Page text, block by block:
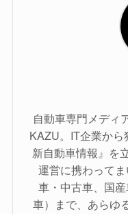
自動車専門メディ
KAZU。IT企業か
新自動車情報』を
運営に携わって
車・中古車、国
車）まで、あらゆ